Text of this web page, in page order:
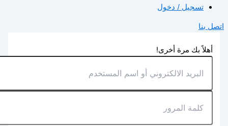
تسجيل / دخول
اتصل بنا
أهلاً بك مرة أخرى!